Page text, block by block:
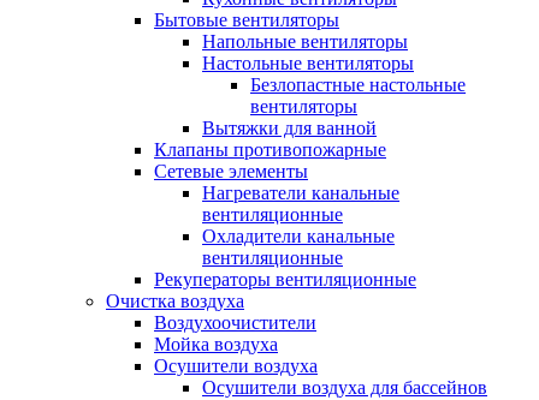
Бытовые вентиляторы
Напольные вентиляторы
Настольные вентиляторы
Безлопастные настольные
вентиляторы
Вытяжки для ванной
Клапаны противопожарные
Сетевые элементы
Нагреватели канальные
вентиляционные
Охладители канальные
вентиляционные
Рекуператоры вентиляционные
Очистка воздуха
Воздухоочистители
Мойка воздуха
Осушители воздуха
Осушители воздуха для бассейнов